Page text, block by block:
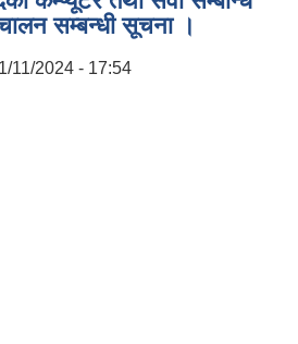
सम्बन्धी सूचना ।
11/2024 - 17:54